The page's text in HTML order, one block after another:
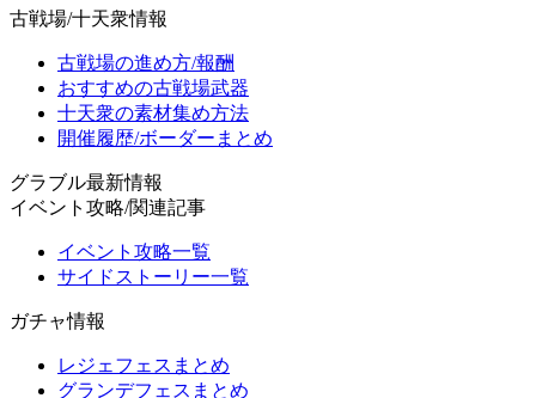
古戦場/十天衆情報
古戦場の進め方/報酬
おすすめの古戦場武器
十天衆の素材集め方法
開催履歴/ボーダーまとめ
グラブル最新情報
イベント攻略/関連記事
イベント攻略一覧
サイドストーリー一覧
ガチャ情報
レジェフェスまとめ
グランデフェスまとめ